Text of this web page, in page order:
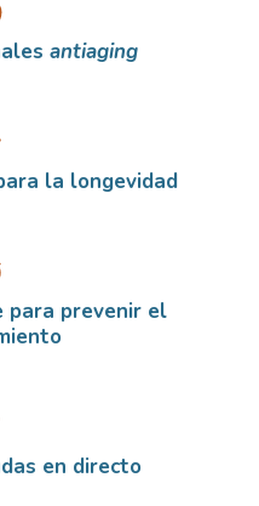
antiaging
la longevidad
prevenir el
en directo